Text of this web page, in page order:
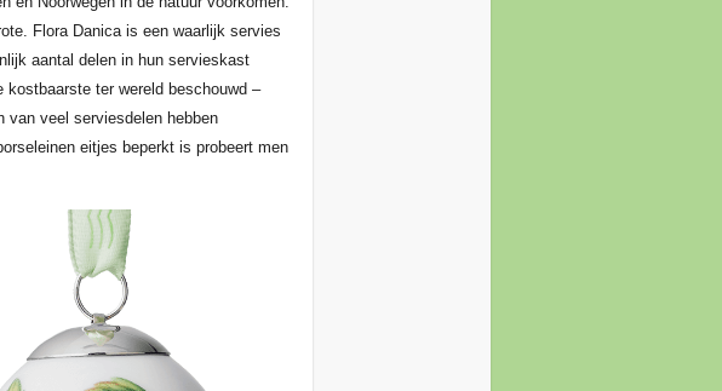
Flora Danica is een waarlijk servies
aantal delen in hun servieskast
ter wereld beschouwd –
van veel serviesdelen hebben
eitjes beperkt is probeert men